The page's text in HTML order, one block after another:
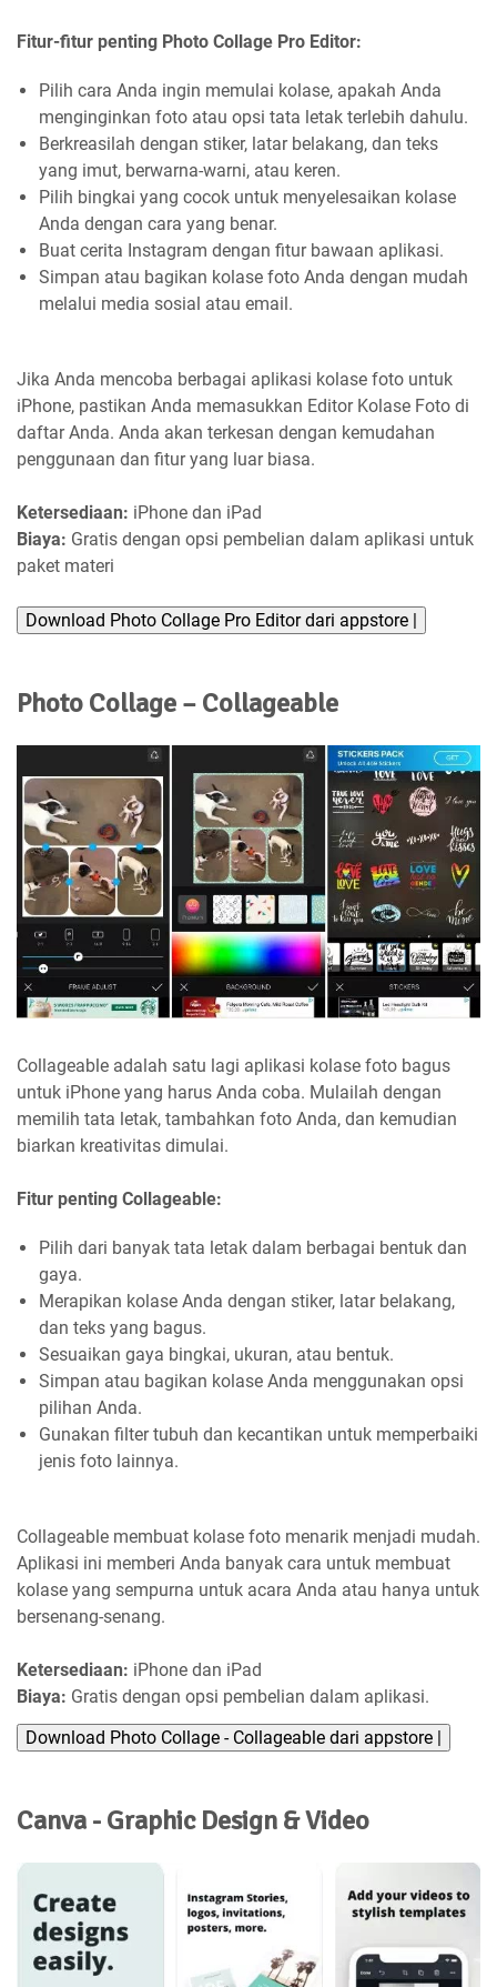
Fitur-fitur penting Photo Collage Pro Editor:
Pilih cara Anda ingin memulai kolase, apakah Anda
menginginkan foto atau opsi tata letak terlebih dahulu.
Berkreasilah dengan stiker, latar belakang, dan teks
yang imut, berwarna-warni, atau keren.
Pilih bingkai yang cocok untuk menyelesaikan kolase
Anda dengan cara yang benar.
Buat cerita Instagram dengan fitur bawaan aplikasi.
Simpan atau bagikan kolase foto Anda dengan mudah
melalui media sosial atau email.
Jika Anda mencoba berbagai aplikasi kolase foto untuk
iPhone, pastikan Anda memasukkan Editor Kolase Foto di
daftar Anda. Anda akan terkesan dengan kemudahan
penggunaan dan fitur yang luar biasa.
Ketersediaan: iPhone dan iPad
Biaya: Gratis dengan opsi pembelian dalam aplikasi untuk
paket materi
Download Photo Collage Pro Editor dari appstore |
Photo Collage – Collageable
Collageable adalah satu lagi aplikasi kolase foto bagus
untuk iPhone yang harus Anda coba. Mulailah dengan
memilih tata letak, tambahkan foto Anda, dan kemudian
biarkan kreativitas dimulai.
Fitur penting Collageable:
Pilih dari banyak tata letak dalam berbagai bentuk dan
gaya.
Merapikan kolase Anda dengan stiker, latar belakang,
dan teks yang bagus.
Sesuaikan gaya bingkai, ukuran, atau bentuk.
Simpan atau bagikan kolase Anda menggunakan opsi
pilihan Anda.
Gunakan filter tubuh dan kecantikan untuk memperbaiki
jenis foto lainnya.
Collageable membuat kolase foto menarik menjadi mudah.
Aplikasi ini memberi Anda banyak cara untuk membuat
kolase yang sempurna untuk acara Anda atau hanya untuk
bersenang-senang.
Ketersediaan: iPhone dan iPad
Biaya: Gratis dengan opsi pembelian dalam aplikasi.
Download Photo Collage - Collageable dari appstore |
Canva - Graphic Design & Video